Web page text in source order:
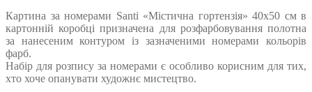
Картина за номерами Santi «Містична гортензія» 40х50 см в
картонній коробці призначена для розфарбовування полотна
за нанесеним контуром із зазначеними номерами кольорів
фарб.
Набір для розпису за номерами є особливо корисним для тих,
хто хоче опанувати художнє мистецтво.